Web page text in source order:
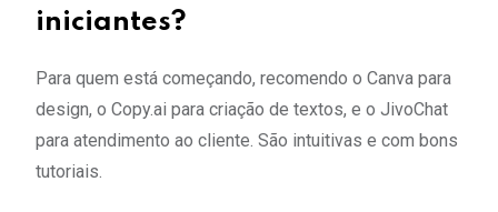
iniciantes?
Para quem está começando, recomendo o Canva para
design, o Copy.ai para criação de textos, e o JivoChat
para atendimento ao cliente. São intuitivas e com bons
tutoriais.